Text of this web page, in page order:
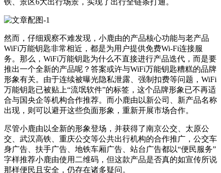
然而，仔细观察不难发现，小鹿由的产品核心功能与老产品
WiFi万能钥匙非常相近，都是为用户提供免费Wi-Fi连接服
务。那么，WiFi万能钥匙为什么不直接进行产品迭代，而是要
推出一个全新的产品呢？答案或许与WiFi万能钥匙糟糕的品牌
形象有关。由于连续被曝光隐私泄露、强制扣费等问题，WiFi
万能钥匙已被贴上“流氓软件”的标签，这个品牌形象已不再适
合与国央企等机构合作推荐。而小鹿由以新公司、新产品名称
出现，则可以避开这些负面形象，重新开展市场合作。
尽管小鹿由以全新的形象登场，并获得了南京公交、太原公
交、武汉高铁、重庆公交等公共出行机构的合作推广，公交车
身广告、扶手广告、地铁车厢广告、站台广告都以“便民服务”
字样推荐小鹿由使用二维码，但这款产品是否真的如宣传所说
那样便民且安全，仍存在诸多疑问。